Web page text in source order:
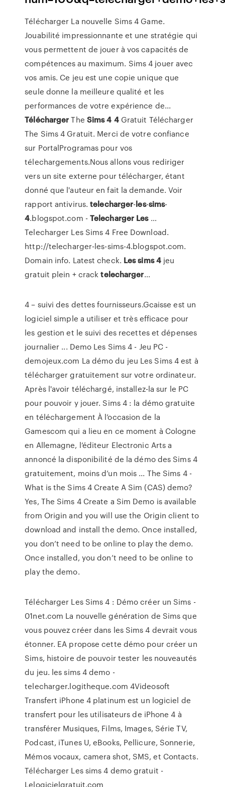
Télécharger La nouvelle Sims 4 Game.
Jouabilité impressionnante et une stratégie qui
vous permettent de jouer à vos capacités de
compétences au maximum. Sims 4 jouer avec
vos amis. Ce jeu est une copie unique que
seule donne la meilleure qualité et les
performances de votre expérience de...
TéléchargerThe Sims4 4Gratuit Télécharger
The Sims 4 Gratuit. Merci de votre confiance
sur PortalProgramas pour vos
télechargements.Nous allons vous rediriger
vers un site externe pour télécharger, étant
donné que l'auteur en fait la demande. Voir
rapport antivirus.telecharger-les-sims-
4.blogspot.com -Telecharger Les…
Telecharger Les Sims 4 Free Download.
http://telecharger-les-sims-4.blogspot.com.
Domain info. Latest check. Lessims 4 jeu
gratuit plein + cracktelecharger...
4 – suivi des dettes fournisseurs.Gcaisse est un
logiciel simple a utiliser et très efficace pour
les gestion et le suivi des recettes et dépenses
journalier ... Demo Les Sims 4 - Jeu PC -
demojeux.com La démo du jeu Les Sims 4 est à
télécharger gratuitement sur votre ordinateur.
Après l'avoir téléchargé, installez-la sur le PC
pour pouvoir y jouer. Sims 4 : la démo gratuite
en téléchargement À l’occasion de la
Gamescom qui a lieu en ce moment à Cologne
en Allemagne, l’éditeur Electronic Arts a
annoncé la disponibilité de la démo des Sims 4
gratuitement, moins d’un mois ... The Sims 4 -
What is the Sims 4 Create A Sim (CAS) demo?
Yes, The Sims 4 Create a Sim Demo is available
from Origin and you will use the Origin client to
download and install the demo. Once installed,
you don’t need to be online to play the demo.
Once installed, you don’t need to be online to
play the demo.
Télécharger Les Sims 4 : Démo créer un Sims -
01net.com La nouvelle génération de Sims que
vous pouvez créer dans les Sims 4 devrait vous
étonner. EA propose cette démo pour créer un
Sims, histoire de pouvoir tester les nouveautés
du jeu. les sims 4 demo -
telecharger.logitheque.com 4Videosoft
Transfert iPhone 4 platinum est un logiciel de
transfert pour les utilisateurs de iPhone 4 à
transférer Musiques, Films, Images, Série TV,
Podcast, iTunes U, eBooks, Pellicure, Sonnerie,
Mémos vocaux, camera shot, SMS, et Contacts.
Télécharger Les sims 4 demo gratuit -
Lelogicielgratuit.com